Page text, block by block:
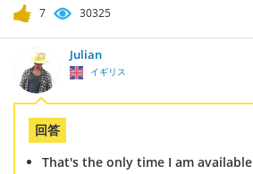
7 30325
Julian
イギリス
回答
That's the only time I am available